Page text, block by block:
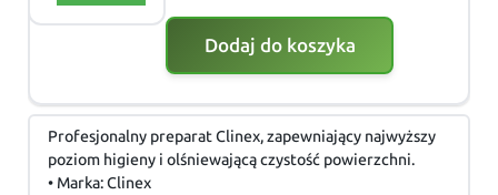
Dodaj do koszyka
Profesjonalny preparat Clinex, zapewniający najwyższy
poziom higieny i olśniewającą czystość powierzchni.
• Marka: Clinex